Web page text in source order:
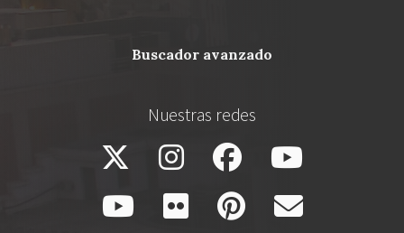
buscador avanzado
Nuestras redes